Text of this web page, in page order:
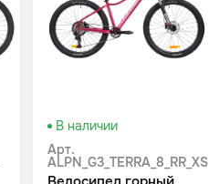
В наличии
Арт.
ALPN_G3_TERRA_8_RR_XS